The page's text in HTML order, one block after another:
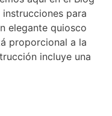
para
elegante quiosco
proporcional a la
incluye una